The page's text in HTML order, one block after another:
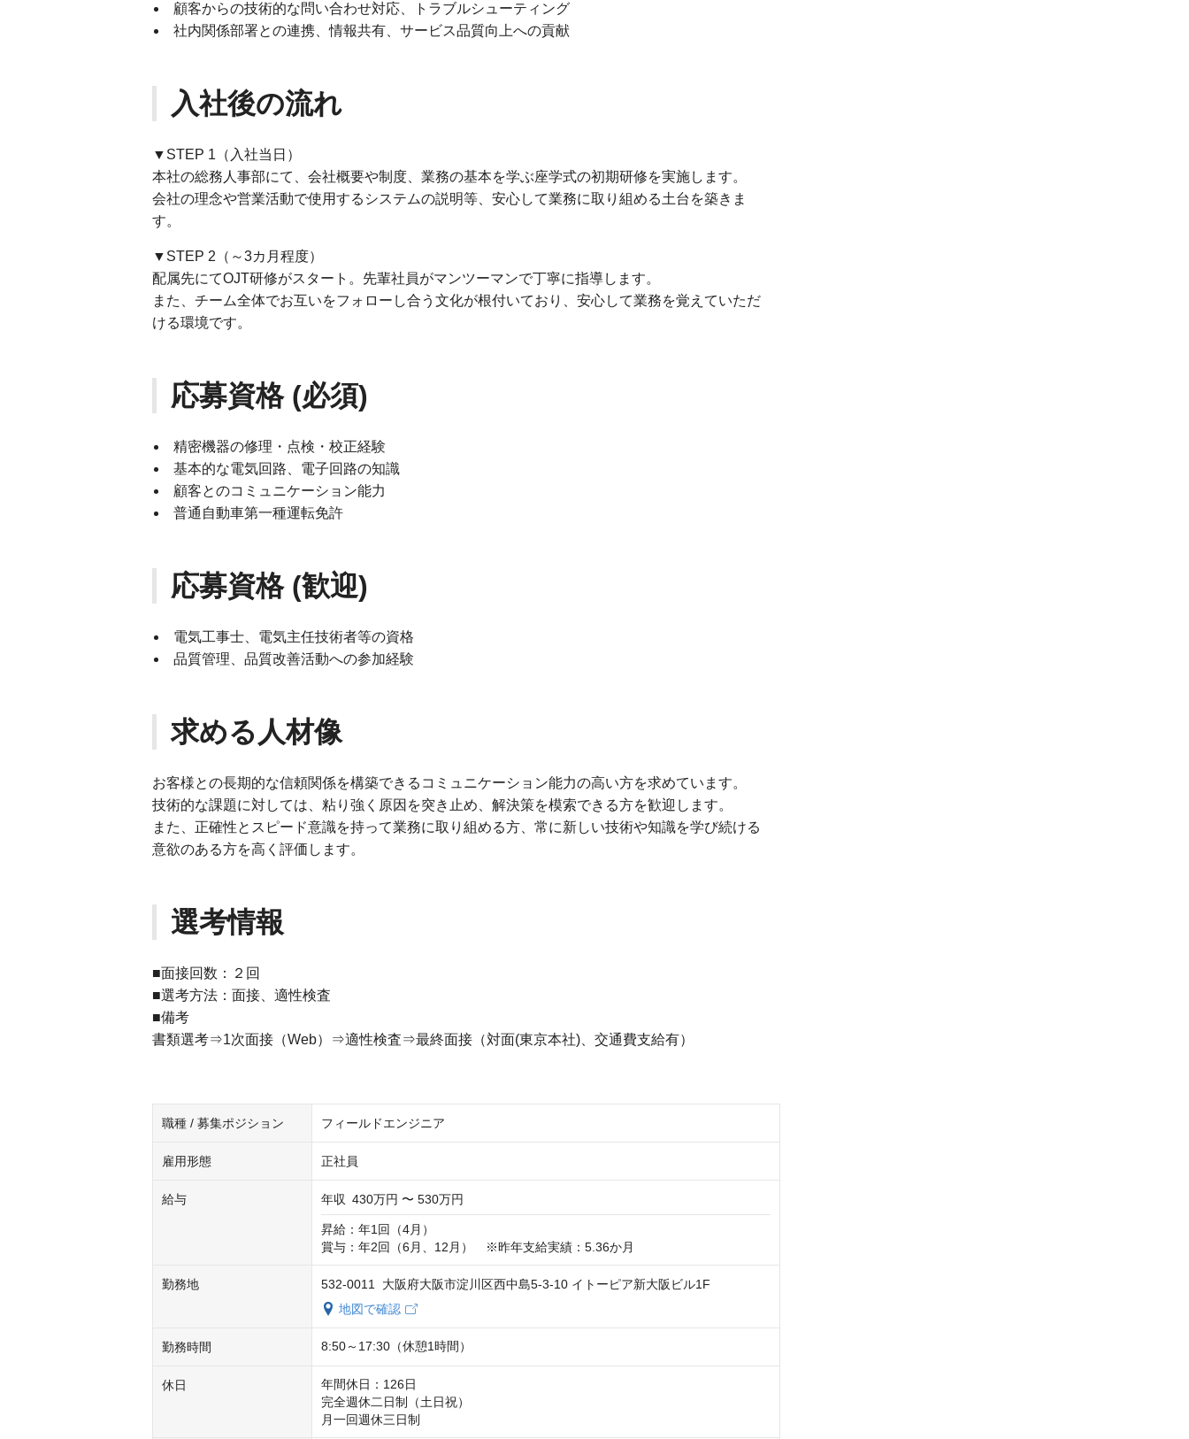
顧客からの技術的な問い合わせ対応、トラブルシューティング
社内関係部署との連携、情報共有、サービス品質向上への貢献
入社後の流れ
▼STEP 1（入社当日）
本社の総務人事部にて、会社概要や制度、業務の基本を学ぶ座学式の初期研修を実施します。
会社の理念や営業活動で使用するシステムの説明等、安心して業務に取り組める土台を築きま
す。
▼STEP 2（～3カ月程度）
配属先にてOJT研修がスタート。先輩社員がマンツーマンで丁寧に指導します。
また、チーム全体でお互いをフォローし合う文化が根付いており、安心して業務を覚えていただ
ける環境です。
応募資格 (必須)
精密機器の修理・点検・校正経験
基本的な電気回路、電子回路の知識
顧客とのコミュニケーション能力
普通自動車第一種運転免許
応募資格 (歓迎)
電気工事士、電気主任技術者等の資格
品質管理、品質改善活動への参加経験
求める人材像
お客様との長期的な信頼関係を構築できるコミュニケーション能力の高い方を求めています。
技術的な課題に対しては、粘り強く原因を突き止め、解決策を模索できる方を歓迎します。
また、正確性とスピード意識を持って業務に取り組める方、常に新しい技術や知識を学び続ける
意欲のある方を高く評価します。
選考情報
■面接回数：２回
■選考方法：面接、適性検査
■備考
書類選考⇒1次面接（Web）⇒適性検査⇒最終面接（対面(東京本社)、交通費支給有）
職種 / 募集ポジション フィールドエンジニア
雇用形態 正社員
給与 年収 430万円 〜 530万円
昇給：年1回（4月）
賞与：年2回（6月、12月）　※昨年支給実績：5.36か月
勤務地
532-0011 大阪府大阪市淀川区西中島5-3-10 イトーピア新大阪ビル1F
地図で確認
勤務時間 8:50～17:30（休憩1時間）
休日
年間休日：126日
完全週休二日制（土日祝）
月一回週休三日制